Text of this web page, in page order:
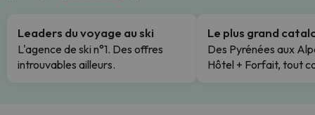
Leaders du voyage au ski
L'agence de ski n°1. Des offres
introuvables ailleurs.
Le plus grand
Des Pyrénées aux
Hôtel + Forfait, tout